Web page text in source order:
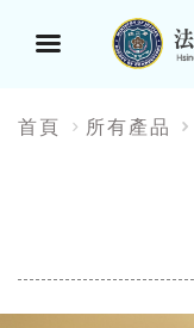
單
首頁 所有產品